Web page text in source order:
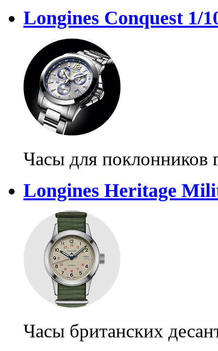
Longines Conquest 1/
Часы для
Longines Heritage
Часы британских